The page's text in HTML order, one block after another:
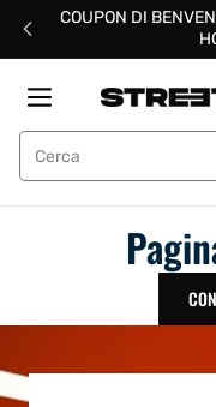
COUPON DI
Street Padel